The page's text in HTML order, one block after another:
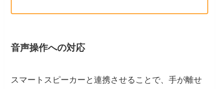
音声操作への対応
スマートスピーカーと連携させることで、手が離せ